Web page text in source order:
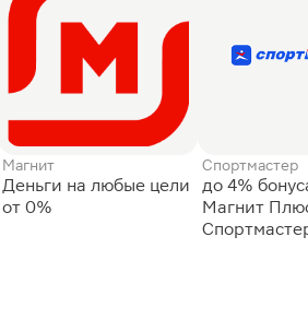
Магнит
Деньги на любые цели
от 0%
Спортмастер
до 4%
Магнит